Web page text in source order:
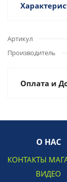
Артикул
Производитель
Оплата и
О НАС
КОНТАКТЫ
ВИДЕО